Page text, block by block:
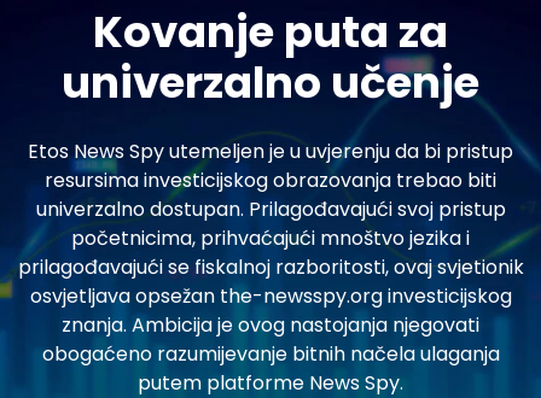
Kovanje puta za
univerzalno učenje
Etos News Spy utemeljen je u uvjerenju da bi pristup
resursima investicijskog obrazovanja trebao biti
univerzalno dostupan. Prilagođavajući svoj pristup
početnicima, prihvaćajući mnoštvo jezika i
prilagođavajući se fiskalnoj razboritosti, ovaj svjetionik
osvjetljava opsežan the-newsspy.org investicijskog
znanja. Ambicija je ovog nastojanja njegovati
obogaćeno razumijevanje bitnih načela ulaganja
putem platforme News Spy.